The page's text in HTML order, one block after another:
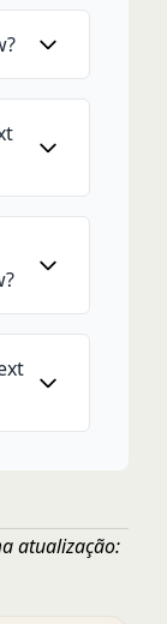
atualização: